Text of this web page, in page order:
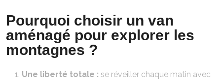
Pourquoi choisir un van
aménagé pour explorer les
montagnes ?
Une liberté totale : se réveiller chaque matin avec